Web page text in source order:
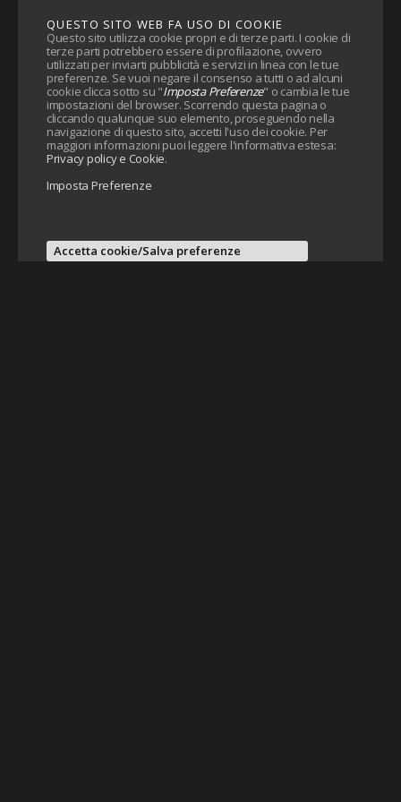
QUESTO SITO WEB FA USO DI COOKIE
Questo sito utilizza cookie propri e di terze parti. I cookie di
terze parti potrebbero essere di profilazione, ovvero
utilizzati per inviarti pubblicità e servizi in linea con le tue
preferenze. Se vuoi negare il consenso a tutti o ad alcuni
cookie clicca sotto su "Imposta Preferenze" o cambia le tue
impostazioni del browser. Scorrendo questa pagina o
cliccando qualunque suo elemento, proseguendo nella
navigazione di questo sito, accetti l'uso dei cookie. Per
maggiori informazioni puoi leggere l'informativa estesa:
Privacy policy e Cookie.
Imposta Preferenze
Accetta cookie/Salva preferenze